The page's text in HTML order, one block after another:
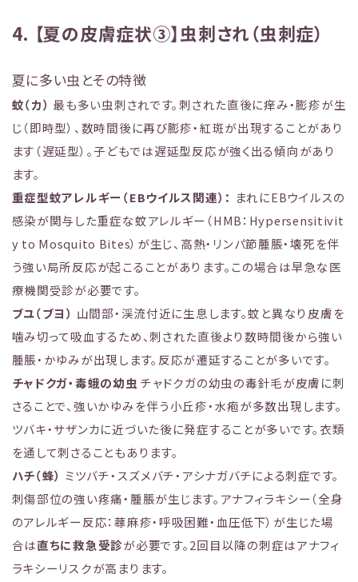
4. 【夏の皮膚症状③】虫刺され（虫刺症）
夏に多い虫とその特徴
蚊（カ） 最も多い虫刺されです。刺された直後に痒み・膨疹が生
じ（即時型）、数時間後に再び膨疹・紅斑が出現することがあり
ます（遅延型）。子どもでは遅延型反応が強く出る傾向があり
ます。
重症型蚊アレルギー（EBウイルス関連）： まれにEBウイルスの
感染が関与した重症な蚊アレルギー（HMB：Hypersensitivit
y to Mosquito Bites）が生じ、高熱・リンパ節腫脹・壊死を伴
う強い局所反応が起こることがあります。この場合は早急な医
療機関受診が必要です。
ブユ（ブヨ） 山間部・渓流付近に生息します。蚊と異なり皮膚を
噛み切って吸血するため、刺された直後より数時間後から強い
腫脹・かゆみが出現します。反応が遷延することが多いです。
チャドクガ・毒蛾の幼虫 チャドクガの幼虫の毒針毛が皮膚に刺
さることで、強いかゆみを伴う小丘疹・水疱が多数出現します。
ツバキ・サザンカに近づいた後に発症することが多いです。衣類
を通して刺さることもあります。
ハチ（蜂） ミツバチ・スズメバチ・アシナガバチによる刺症です。
刺傷部位の強い疼痛・腫脹が生じます。アナフィラキシー（全身
のアレルギー反応：蕁麻疹・呼吸困難・血圧低下）が生じた場
合は直ちに救急受診が必要です。2回目以降の刺症はアナフィ
ラキシーリスクが高まります。